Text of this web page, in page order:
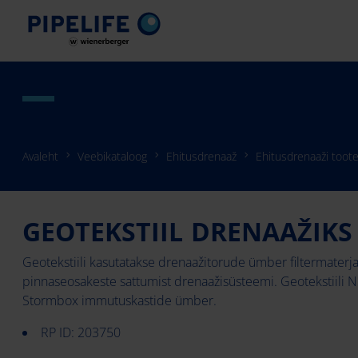
Avaleht Veebikataloog Ehitusdrenaaž Ehitusdrenaaži
GEOTEKSTIIL DRENAAŽIKS
Geotekstiili kasutatakse drenaažitorude ümber
pinnaseosakeste sattumist drenaažisüsteemi. Geotekstiili
Stormbox immutuskastide ümber.
RP ID: 203750